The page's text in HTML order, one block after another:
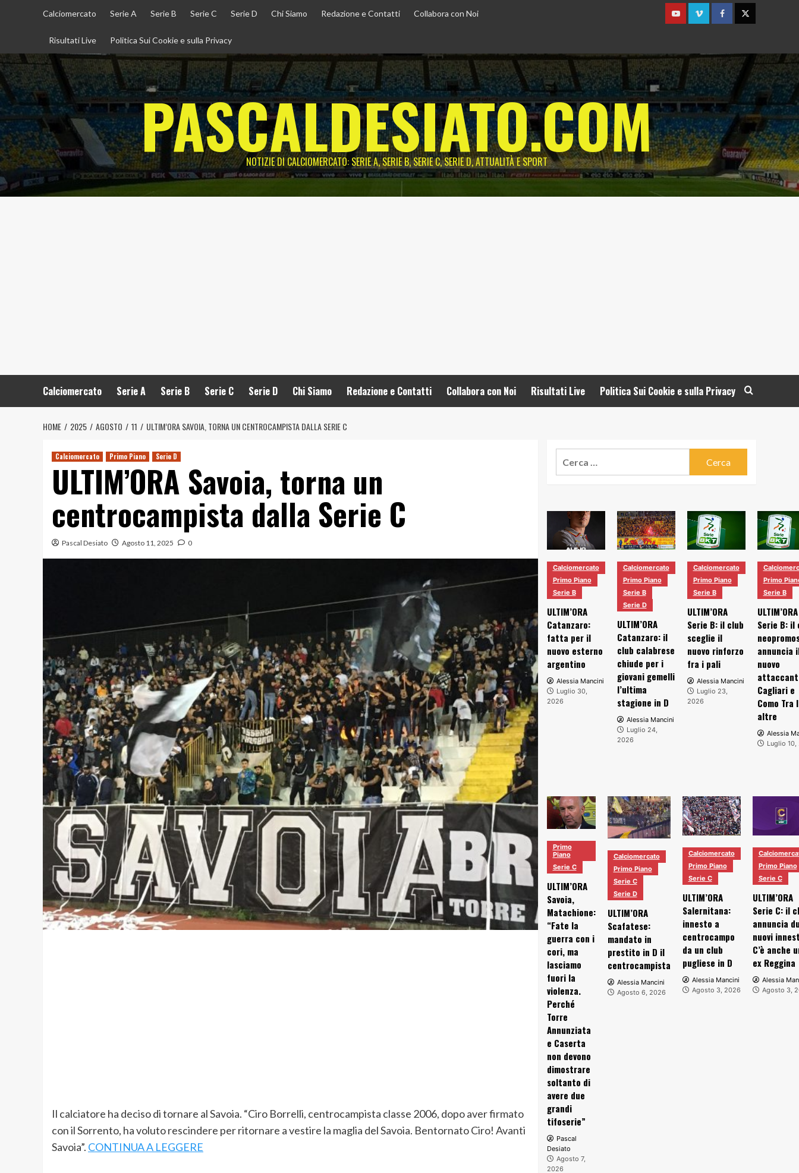
Calciomercato Serie A Serie B Serie C Serie D Chi Siamo Redazione e Contatti Collabora con Noi
Risultati Live Politica Sui Cookie e sulla Privacy
YoutubeVimeoFacebookTwitter
PASCALDESIATO.COM
NOTIZIE DI CALCIOMERCATO: SERIE A, SERIE B, SERIE C, SERIE D, ATTUALITÀ E SPORT
Calciomercato Serie A Serie B Serie C Serie D Chi Siamo Redazione e Contatti Collabora con Noi Risultati Live Politica Sui Cookie e sulla Privacy
HOME 2025 AGOSTO 11 ULTIM’ORA SAVOIA, TORNA UN CENTROCAMPISTA DALLA SERIE C
Calciomercato Primo Piano Serie D
ULTIM’ORA Savoia, torna un
centrocampista dalla Serie C
Pascal Desiato Agosto 11, 2025 0
Il calciatore ha deciso di tornare al Savoia. “Ciro Borrelli, centrocampista classe 2006, dopo aver firmato
con il Sorrento, ha voluto rescindere per ritornare a vestire la maglia del Savoia. Bentornato Ciro! Avanti
Savoia”. CONTINUA A LEGGERE
Calciomercato
Primo Piano
Serie B
ULTIM’ORA
Catanzaro:
fatta per il
nuovo esterno
argentino
Alessia Mancini
Luglio 30,
2026
Calciomercato
Primo Piano
Serie B
Serie D
ULTIM’ORA
Catanzaro: il
club calabrese
chiude per i
giovani gemelli
l’ultima
stagione in D
Alessia Mancini
Luglio 24,
2026
Calciomercato
Primo Piano
Serie B
ULTIM’ORA
Serie B: il club
sceglie il
nuovo rinforzo
fra i pali
Alessia Mancini
Luglio 23,
2026
Primo
Serie B
ULTIM’ORA
Serie B: il
annuncia
nuovo
Cagliari e
Como Tra
altre
Alessia
Luglio 10,
Primo
Piano
Serie C
ULTIM’ORA
Savoia,
Matachione:
“Fate la
guerra con i
cori, ma
lasciamo
fuori la
violenza.
Perché
Torre
Annunziata
e Caserta
non devono
dimostrare
soltanto di
avere due
grandi
tifoserie”
Pascal
Desiato
Agosto 7,
2026
Calciomercato
Primo Piano
Serie C
Serie D
ULTIM’ORA
Scafatese:
mandato in
prestito in D il
centrocampista
Alessia Mancini
Agosto 6, 2026
Calciomercato
Primo Piano
Serie C
ULTIM’ORA
Salernitana:
innesto a
centrocampo
da un club
pugliese in D
Alessia Mancini
Agosto 3, 2026
Primo Piano
Serie C
ULTIM’ORA
Serie C: il
annuncia
nuovi
C’è anche
ex Reggina
Alessia
Agosto 3,